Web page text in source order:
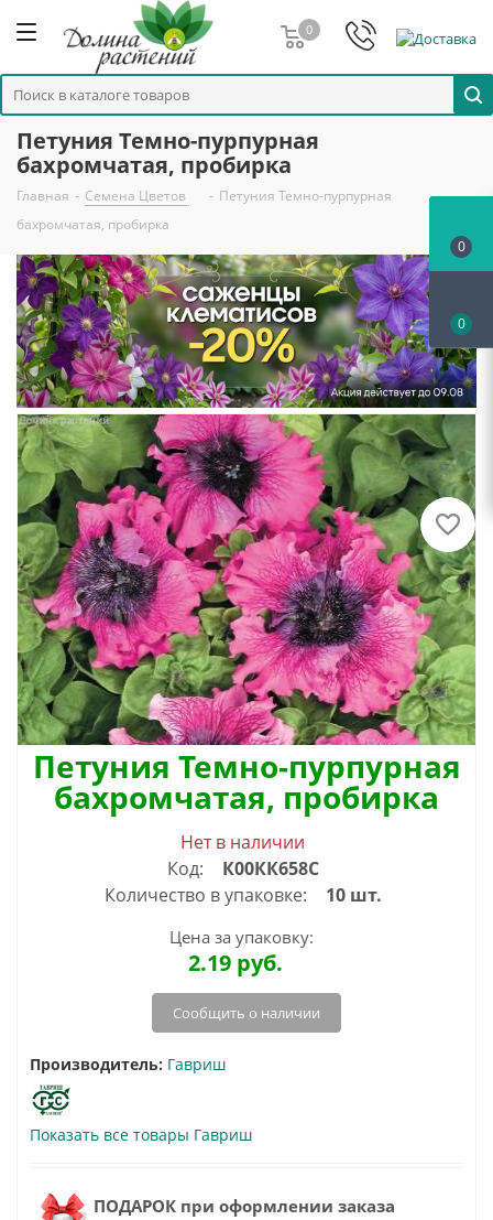
0
Петуния Темно-пурпурная
бахромчатая, пробирка
Главная - Семена Цветов - Петуния Темно-пурпурная
бахромчатая, пробирка
Петуния Темно-пурпурная
бахромчатая, пробирка
Нет в наличии
Код:
К00КК658С
Количество в упаковке:
10 шт.
Цена за упаковку:
2.19 руб.
Сообщить о наличии
Производитель: Гавриш
Показать все товары Гавриш
ПОДАРОК при оформлении заказа
0
0